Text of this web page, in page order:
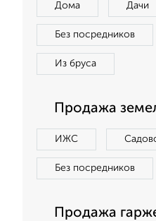
Дома Дачи
Без посредников
Из бруса
Продажа
ИЖС
Без посредников
Продажа